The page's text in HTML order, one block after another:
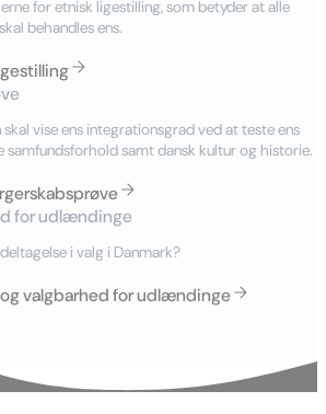
for etnisk ligestilling, som betyder at alle
behandles ens.
vise ens integrationsgrad ved at teste ens
samfundsforhold samt dansk kultur og historie.
for udlændinge
valgbarhed for udlændinge